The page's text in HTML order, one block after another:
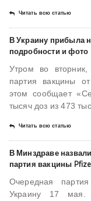
Читать всю статью
В Украину прибыла
подробности и фото
Утром во
партия вакцины
этом сообщает
тысяч доз из 473
Читать всю статью
В Минздраве
партия вакцины
Очередная
Украину 17